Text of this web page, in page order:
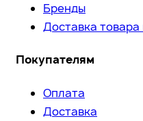
Бренды
Доставка
Покупателям
Оплата
Доставка